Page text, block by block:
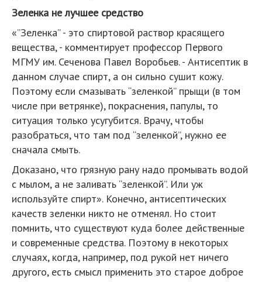
Зеленка не лучшее средство
«”Зеленка” - это спиртовой раствор красящего
вещества, - комментирует профессор Первого
МГМУ им. Сеченова Павел Воробьев. - Антисептик в
данном случае спирт, а он сильно сушит кожу.
Поэтому если смазывать “зеленкой” прыщи (в том
числе при ветрянке), покраснения, папулы, то
ситуация только усугубится. Врачу, чтобы
разобраться, что там под “зеленкой”, нужно ее
сначала смыть.
Доказано, что грязную рану надо промывать водой
с мылом, а не заливать “зеленкой”. Или уж
используйте спирт». Конечно, антисептических
качеств зеленки никто не отменял. Но стоит
помнить, что существуют куда более действенные
и современные средства. Поэтому в некоторых
случаях, когда, например, под рукой нет ничего
другого, есть смысл применить это старое доброе